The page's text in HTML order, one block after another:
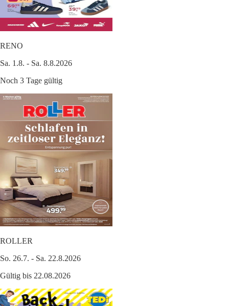
RENO
Sa. 1.8. - Sa. 8.8.2026
Noch 3 Tage gültig
ROLLER
So. 26.7. - Sa. 22.8.2026
Gültig bis 22.08.2026